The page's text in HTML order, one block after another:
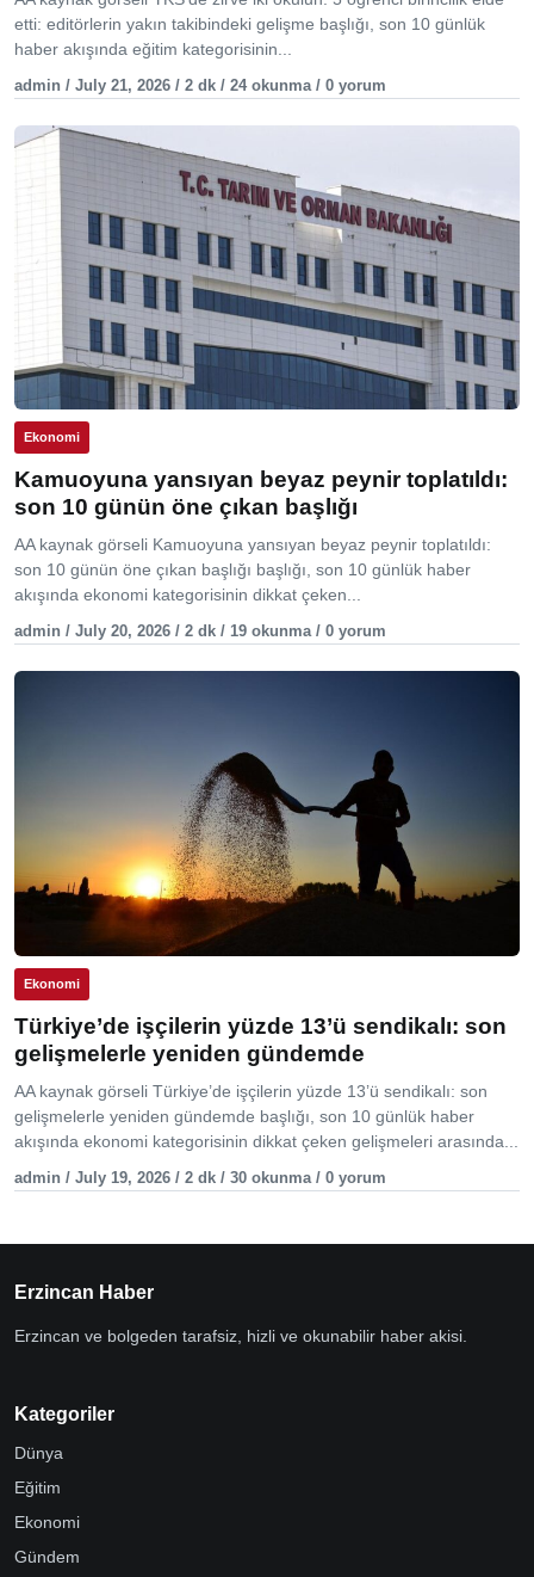
etti: editörlerin yakın takibindeki gelişme başlığı, son 10 günlük
haber akışında eğitim kategorisinin...
admin / July 21, 2026 / 2 dk / 24 okunma / 0 yorum
Ekonomi
Kamuoyuna yansıyan beyaz peynir toplatıldı:
son 10 günün öne çıkan başlığı
AA kaynak görseli Kamuoyuna yansıyan beyaz peynir toplatıldı:
son 10 günün öne çıkan başlığı başlığı, son 10 günlük haber
akışında ekonomi kategorisinin dikkat çeken...
admin / July 20, 2026 / 2 dk / 19 okunma / 0 yorum
Ekonomi
Türkiye’de işçilerin yüzde 13’ü sendikalı: son
gelişmelerle yeniden gündemde
AA kaynak görseli Türkiye’de işçilerin yüzde 13’ü sendikalı: son
gelişmelerle yeniden gündemde başlığı, son 10 günlük haber
akışında ekonomi kategorisinin dikkat çeken gelişmeleri arasında...
admin / July 19, 2026 / 2 dk / 30 okunma / 0 yorum
Erzincan Haber
Erzincan ve bolgeden tarafsiz, hizli ve okunabilir haber akisi.
Kategoriler
Dünya
Eğitim
Ekonomi
Gündem